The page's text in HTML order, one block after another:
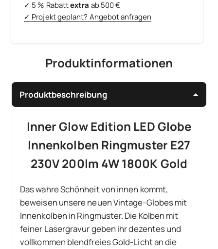
✓ 5 % Rabattextra ab 500 €
✓ Projekt geplant? Angebot anfragen
Produktinformationen
Produktbeschreibung
Inner Glow Edition LED Globe
Innenkolben Ringmuster E27
230V 200lm 4W 1800K Gold
Das wahre Schönheit von innen kommt,
beweisen unsere neuen Vintage-Globes mit
Innenkolben in Ringmuster. Die Kolben mit
feiner Lasergravur geben ihr dezentes und
vollkommen blendfreies Gold-Licht an die